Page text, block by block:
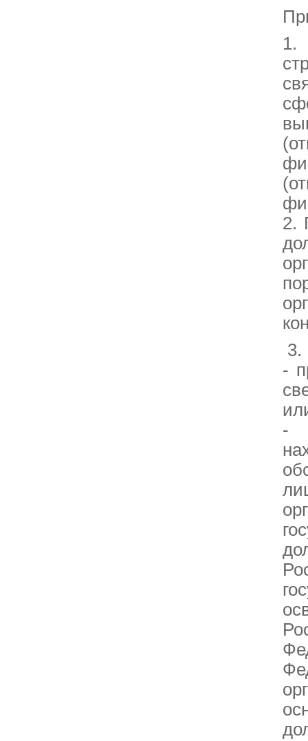
1.
2.
3.
-
-